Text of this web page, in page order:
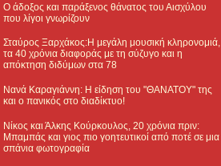
Ο άδοξος και παράξενος θάνατος του Αισχύλου
που λίγοι γνωρίζουν
Σταύρος Ξαρχάκος:Η μεγάλη μουσική κληρονομιά,
τα 40 χρόνια διαφοράς με τη σύζυγο και η
απόκτηση διδύμων στα 78
Νανά Καραγιάννη: Η είδηση του "ΘΑΝΑΤΟΥ" της
και ο πανικός στο διαδίκτυο!
Νίκος και Άλκης Κούρκουλος, 20 χρόνια πριν:
Μπαμπάς και γιος πιο γοητευτικοί από ποτέ σε μια
σπάνια φωτογραφία